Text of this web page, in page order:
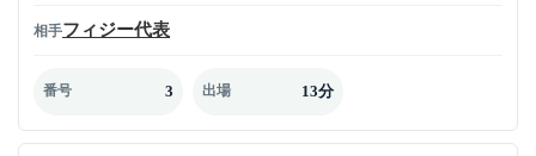
相手フィジー代表
番号 3 出場 13分